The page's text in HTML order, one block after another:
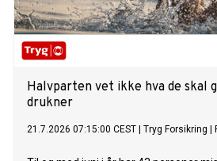
Halvparten vet ikke hva de skal
drukner
21.7.2026 07:15:00 CEST Tryg Forsikring